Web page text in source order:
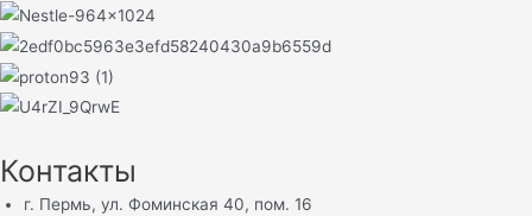
Контакты
г. Пермь, ул. Фоминская 40, пом. 16